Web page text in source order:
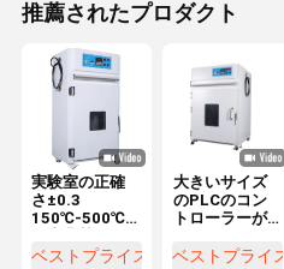
推薦されたプロダクト
実験室の正確
さ±0.3
150℃-500℃
循環の乾燥オ
ベストプライス
大きいサイズ
のPLCのコン
トローラーが
子実験室の熱
ベストプライス